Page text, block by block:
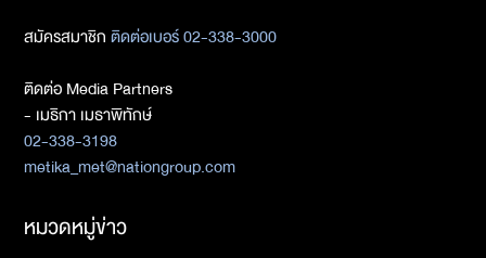
สมัครสมาชิกติดต่อเบอร์ 02-338-3000
ติดต่อ Media Partners
- เมธิกา เมธาพิทักษ์
02-338-3198
metika_met@nationgroup.com
หมวดหมู่ข่าว